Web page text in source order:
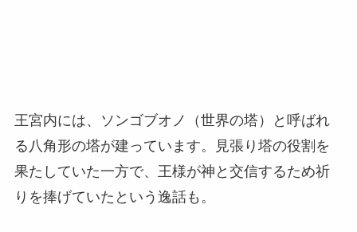
王宮内には、ソンゴブオノ（世界の塔）と呼ばれ
る八角形の塔が建っています。見張り塔の役割を
果たしていた一方で、王様が神と交信するため祈
りを捧げていたという逸話も。